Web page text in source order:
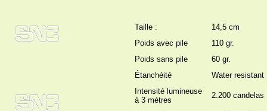
Taille :
14,5 cm
Poids avec pile
110 gr.
Poids sans pile
60 gr.
Étanchéité
Water resistant
Intensité lumineuse
à 3 mètres
2.200 candelas